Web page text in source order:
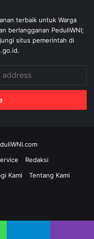
terbaik untuk Warga
berlangganan PeduliWNI;
situs pemerintah di
Redaksi
Kami Tentang Kami